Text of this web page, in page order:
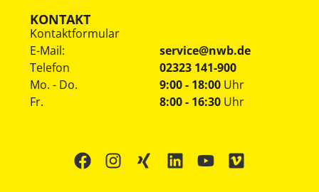
KONTAKT
Kontaktformular
E-Mail:
service@nwb.de
Telefon
02323 141-900
Mo. - Do.
Fr.
9:00 - 18:00 Uhr
8:00 - 16:30 Uhr